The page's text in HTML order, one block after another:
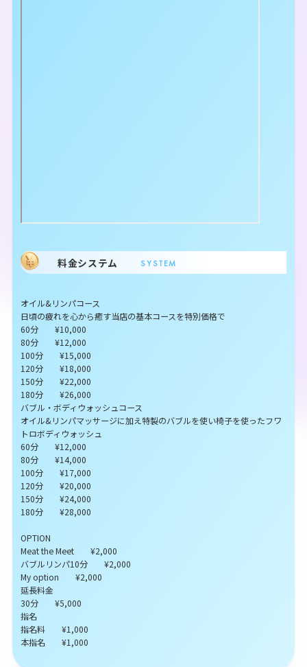
料金システム SYSTEM
オイル&リンパコース
日頃の疲れを心から癒す当店の基本コースを特別価格で
60分 ¥10,000
80分 ¥12,000
100分 ¥15,000
120分 ¥18,000
150分 ¥22,000
180分 ¥26,000
バブル・ボディウォッシュコース
オイル&リンパマッサージに加え特製のバブルを使い椅子を使ったフワ
トロボディウォッシュ
60分 ¥12,000
80分 ¥14,000
100分 ¥17,000
120分 ¥20,000
150分 ¥24,000
180分 ¥28,000
OPTION
Meat the Meet ¥2,000
バブルリンパ10分 ¥2,000
My option ¥2,000
延長料金
30分 ¥5,000
指名
指名料 ¥1,000
本指名 ¥1,000